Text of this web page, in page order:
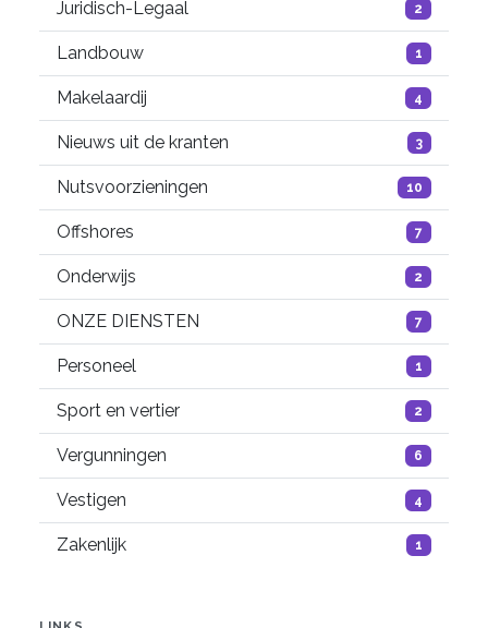
Juridisch-Legaal 2
Landbouw 1
Makelaardij 4
Nieuws uit de kranten 3
Nutsvoorzieningen 10
Offshores 7
Onderwijs 2
ONZE DIENSTEN 7
Personeel 1
Sport en vertier 2
Vergunningen 6
Vestigen 4
Zakenlijk 1